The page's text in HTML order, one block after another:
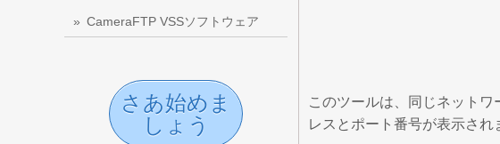
CameraFTP VSSソフトウェア
さあ始めま
しょう
このツールは、同じネット
レスとポート番号が表示され